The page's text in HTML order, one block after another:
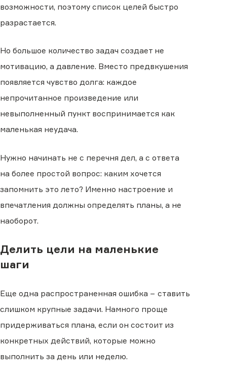
возможности, поэтому список целей быстро
разрастается.
Но большое количество задач создает не
мотивацию, а давление. Вместо предвкушения
появляется чувство долга: каждое
непрочитанное произведение или
невыполненный пункт воспринимается как
маленькая неудача.
Нужно начинать не с перечня дел, а с ответа
на более простой вопрос: каким хочется
запомнить это лето? Именно настроение и
впечатления должны определять планы, а не
наоборот.
Делить цели на маленькие
шаги
Еще одна распространенная ошибка − ставить
слишком крупные задачи. Намного проще
придерживаться плана, если он состоит из
конкретных действий, которые можно
выполнить за день или неделю.